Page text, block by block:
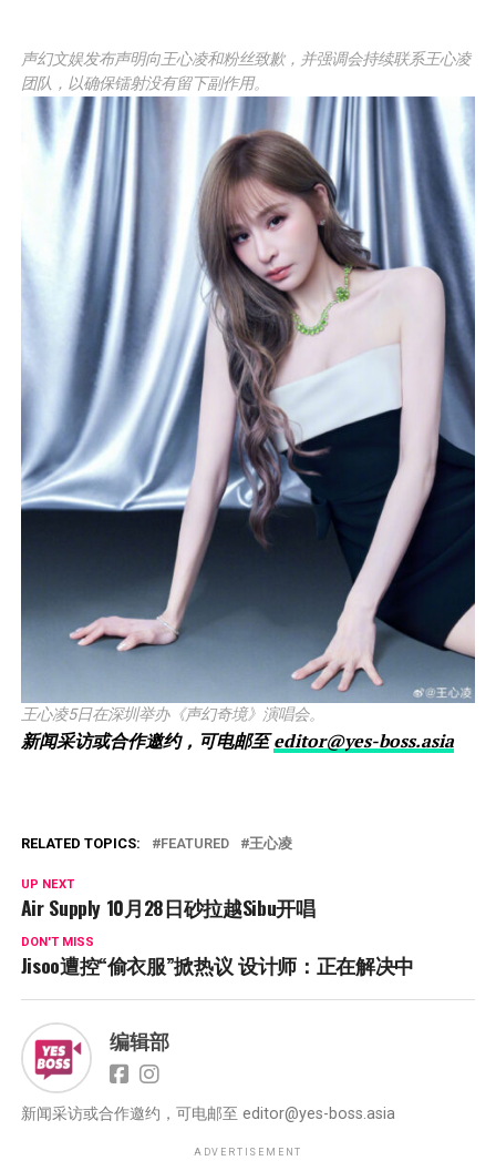
声幻文娱发布声明向王心凌和粉丝致歉，并强调会持续联系王心凌
团队，以确保镭射没有留下副作用。
王心凌5日在深圳举办《声幻奇境》演唱会。
新闻采访或合作邀约，可电邮至editor@yes-boss.asia
RELATED TOPICS: FEATURED 王心凌
UP NEXT
Air Supply 10月28日砂拉越Sibu开唱
DON'T MISS
Jisoo遭控“偷衣服”掀热议 设计师：正在解决中
编辑部
新闻采访或合作邀约，可电邮至 editor@yes-boss.asia
ADVERTISEMENT